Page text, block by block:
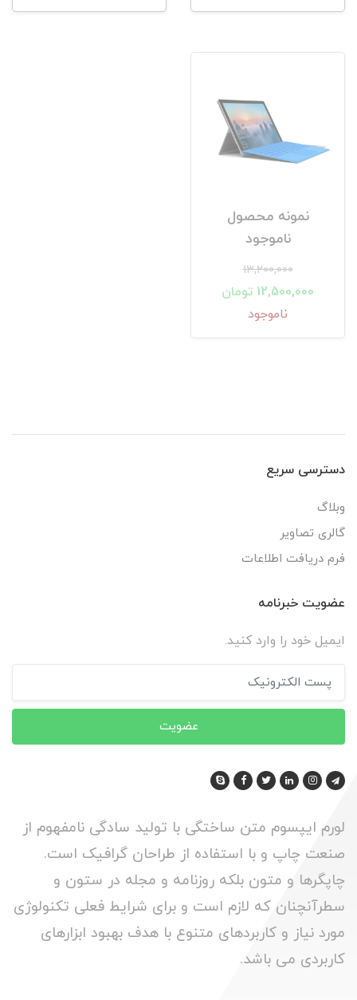
نمونه محصول
ناموجود
13,200,000
12,500,000 تومان
ناموجود
دسترسی سریع
وبلاگ
گالری تصاویر
فرم دریافت اطلاعات
عضویت خبرنامه
ایمیل خود را وارد کنید.
عضویت
لورم ایپسوم متن ساختگی با تولید سادگی نامفهوم از
صنعت چاپ و با استفاده از طراحان گرافیک است.
چاپگرها و متون بلکه روزنامه و مجله در ستون و
سطرآنچنان که لازم است و برای شرایط فعلی تکنولوژی
مورد نیاز و کاربردهای متنوع با هدف بهبود ابزارهای
کاربردی می باشد.